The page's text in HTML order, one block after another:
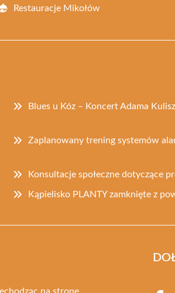
Restauracje Mikołów
Blues u Kóz – Koncert Adama
Zaplanowany trening systemów
Konsultacje społeczne dotyczące
Kąpielisko PLANTY zamknięte z